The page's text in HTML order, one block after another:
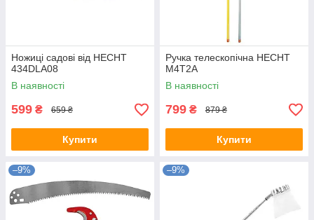
Ножиці садові від HECHT
434DLA08
В наявності
599 ₴ 659 ₴
Купити
Ручка телескопічна HECHT
M4T2A
В наявності
799 ₴ 879 ₴
Купити
–9% –9%